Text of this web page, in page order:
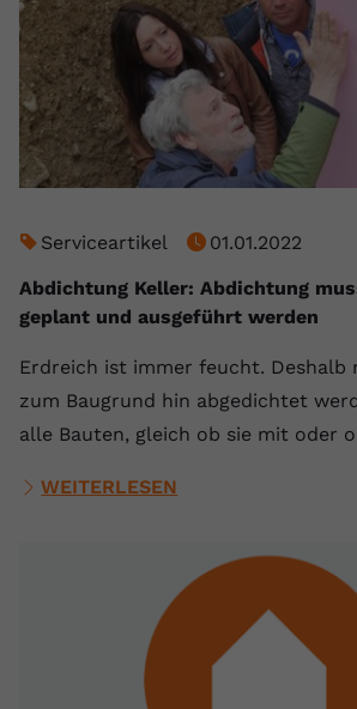
Serviceartikel
01.01.2022
Abdichtung Keller: Abdichtung
geplant und ausgeführt werden
Erdreich ist immer feucht. Deshalb
zum Baugrund hin abgedichtet
alle Bauten, gleich ob sie mit oder
WEITERLESEN